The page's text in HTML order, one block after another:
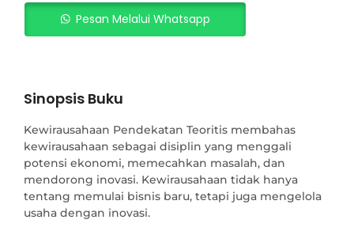
Pesan Melalui Whatsapp
Sinopsis Buku
Kewirausahaan Pendekatan Teoritis membahas
kewirausahaan sebagai disiplin yang menggali
potensi ekonomi, memecahkan masalah, dan
mendorong inovasi. Kewirausahaan tidak hanya
tentang memulai bisnis baru, tetapi juga mengelola
usaha dengan inovasi.